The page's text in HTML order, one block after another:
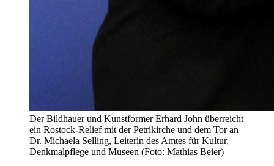
Der Bildhauer und Kunstformer Erhard John überreicht
ein Rostock-Relief mit der Petrikirche und dem Tor an
Dr. Michaela Selling, Leiterin des Amtes für Kultur,
Denkmalpflege und Museen (Foto: Mathias Beier)